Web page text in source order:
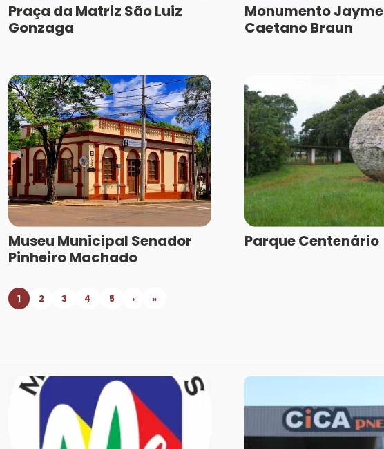
Praça da Matriz São Luiz
Gonzaga
Monumento Jayme
Caetano Braun
Museu Municipal Senador
Pinheiro Machado
Parque Centenário
1 2 3 4 5 › »